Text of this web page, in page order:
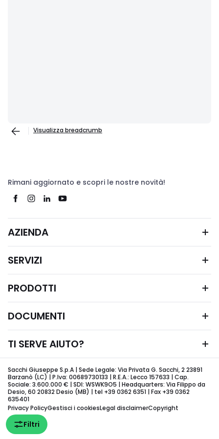
Filtri
Visualizza breadcrumb
Rimani aggiornato e scopri le nostre novità!
AZIENDA
SERVIZI
PRODOTTI
DOCUMENTI
TI SERVE AIUTO?
Sacchi Giuseppe S.p.A | Sede Legale: Via Privata G. Sacchi, 2 23891
Barzanò (LC) | P.Iva: 00689730133 | R.E.A.: Lecco 157633 | Cap.
Sociale: 3.600.000 € | SDI: WSWK9O5 | Headquarters: Via Filippo da
Desio, 60 20832 Desio (MB) | tel +39 0362 6351 | Fax +39 0362
635401
Privacy PolicyGestisci i cookiesLegal disclaimerCopyright